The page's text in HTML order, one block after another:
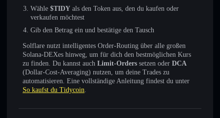
Wähle $TIDY als den Token aus, den du kaufen oder
verkaufen möchtest
Gib den Betrag ein und bestätige den Tausch
Solflare nutzt intelligentes Order-Routing über alle großen
Solana-DEXes hinweg, um für dich den bestmöglichen Kurs
zu finden. Du kannst auch Limit-Orders setzen oder DCA
(Dollar-Cost-Averaging) nutzen, um deine Trades zu
automatisieren. Eine vollständige Anleitung findest du unter
So kaufst du Tidycoin.